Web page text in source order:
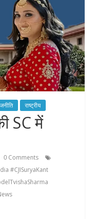
राष्ट्रीय
SC में
0 Comments
#CJISuryaKant